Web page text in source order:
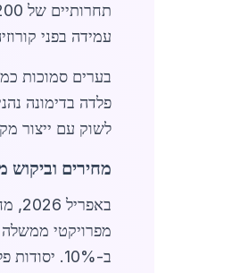
עמידה בפני
בערים סמוכות
פלדה בדימונה
לשוק עם ייצור
מחירים וביקוש
מפרויקטי ממשלה כמו כביש 6 המתמשך והרחבת מפעל